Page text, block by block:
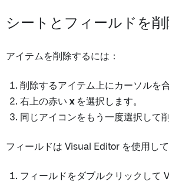
シートとフィールドを削
アイテムを削除するには：
削除するアイテム上にカーソルを
右上の赤い xを選択します。
同じアイコンをもう一度選択して
フィールドは Visual Editor を使用し
フィールドをダブルクリックして